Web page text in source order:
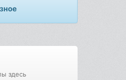
здесь